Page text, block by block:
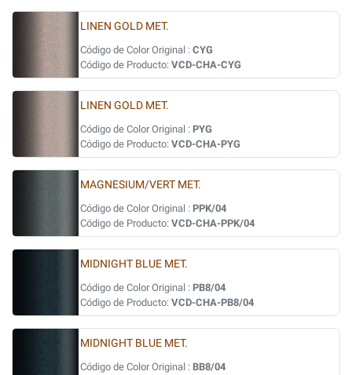
LINEN GOLD MET.
Código de Color Original : CYG
Código de Producto: VCD-CHA-CYG
LINEN GOLD MET.
Código de Color Original : PYG
Código de Producto: VCD-CHA-PYG
MAGNESIUM/VERT MET.
Código de Color Original : PPK/04
Código de Producto: VCD-CHA-PPK/04
MIDNIGHT BLUE MET.
Código de Color Original : PB8/04
Código de Producto: VCD-CHA-PB8/04
MIDNIGHT BLUE MET.
Código de Color Original : BB8/04